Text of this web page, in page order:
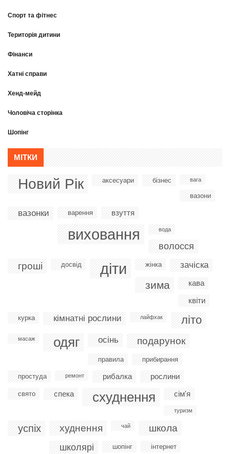
Спорт та фітнес
Територія дитини
Фінанси
Хатні справи
Хенд-мейд
Чоловіча сторінка
Шопінг
МІТКИ
Новий Рік аксесуари бізнес вага
вазони
вазонки варення взуття
виховання вода
волосся
гроші досвід діти жінка зачіска
зима
кава
квіти
курка кімнатні рослини лайфхак літо
масаж одяг осінь подарунок
правила прибирання
простуда ремонт рибалка рослини
свято спека схуднення сім'я
туризм
успіх худнення чай школа
школярі шопінг інтернет